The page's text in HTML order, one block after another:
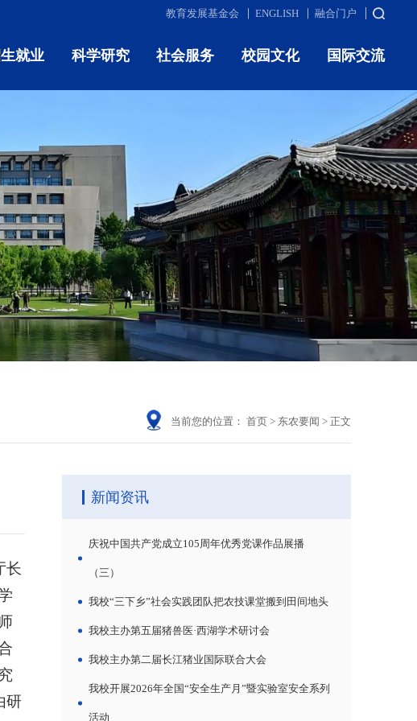
教育发展基金会 ENGLISH 融合门户
就业 科学研究 社会服务 校园文化 国际交流
当前您的位置： 首页 > 东农要闻 > 正文
长
研
新闻资讯
庆祝中国共产党成立105周年优秀党课作品展播
（三）
我校“三下乡”社会实践团队把农技课堂搬到田间地头
我校主办第五届猪兽医·西湖学术研讨会
我校主办第二届长江猪业国际联合大会
我校开展2026年全国“安全生产月”暨实验室安全系列
活动